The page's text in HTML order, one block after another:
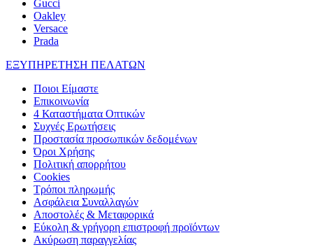
Gucci
Oakley
Versace
Prada
ΕΞΥΠΗΡΕΤΗΣΗ ΠΕΛΑΤΩΝ
Ποιοι Είμαστε
Επικοινωνία
4 Καταστήματα Οπτικών
Συχνές Ερωτήσεις
Προστασία προσωπικών δεδομένων
Όροι Χρήσης
Πολιτική απορρήτου
Cookies
Τρόποι πληρωμής
Ασφάλεια Συναλλαγών
Αποστολές & Μεταφορικά
Εύκολη & γρήγορη επιστροφή προϊόντων
Ακύρωση παραγγελίας